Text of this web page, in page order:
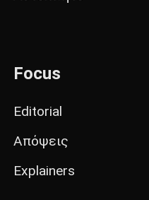
Focus
Editorial
Απόψεις
Explainers